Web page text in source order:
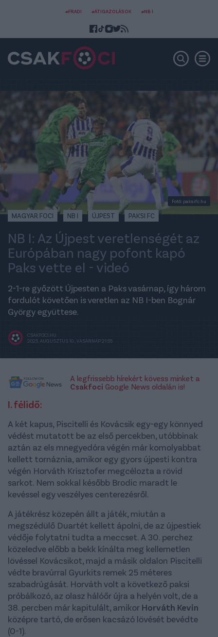
#FRADI #ÁTIGAZOLÁSOK #NB I
Fotó: paksifc.hu
MAGYAR FOCI NB I ÚJPEST PAKSI FC
NB I: Az Újpest veretlenségét az
Európában nagy pofont kapó
Paks vette el - videó
2-1-re győzött Újpesten a Paks vasárnap, így három
fordulót követően is veretlen az NB I-ben Bognár
György együttese.
CSAKFOCI.HU
2025. AUGUSZTUS 10., VASÁRNAP 21:55
A legfrissebb hírekért kövess minket a
Csakfoci Google News oldalán is!
I. félidő:
A két kapus, Piscitelli és Kovácsik egy-egy könnyed
védést mutatott be az első percekben, utóbbinak
aztán az els mnegyedóra végén már komolyabbat
kellett tornáznia, amikor egy gyors újpesti kontra
végén Horváth Krisztofer megcélozta a rövid
sarkot. Nem sokkal később Brodic maradt le
kevéssel egy veszélyes centerezésről.
A játékrész közepén állt a játék, miután a
megszédülő Duartét kellett ápolni, de az újpestiek
védője folytatni tudta a meccset. A 30. perchez
közeledve előbb a bekk kínálta meg kellemetlen
lövéssel Kovácsikot, majd a másik oldalon Piscitelli
védte bravúrral Gyurkits remek 25 méteres
szabadrúgását. Horváth volt a következő paksi
próbálkozó, az olasz hálóőr újra a helyén volt, de a
38. percben már kapitulált, amikor Horváth Kevin
középre tartó, de erősen kacsázó lövését bevédte
(0-1).